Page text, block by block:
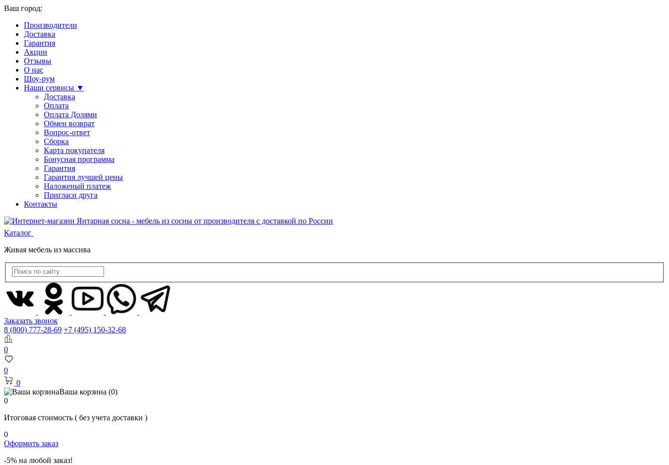
Ваш город:
Производители
Доставка
Гарантия
Акции
Отзывы
О нас
Шоу-рум
Наши сервисы ▼
Доставка
Оплата
Оплата Долями
Обмен возврат
Вопрос-ответ
Сборка
Карта покупателя
Бонусная программа
Гарантия
Гарантия лучшей цены
Наложеный платеж
Пригласи друга
Контакты
Каталог
Живая мебель из массива
Заказать звонок
8 (800) 777-28-69 +7 (495) 150-32-68
0
0
0
Ваша корзина (0)
0
Итоговая стоимость ( без учета доставки )
0
Оформить заказ
-5% на любой заказ!